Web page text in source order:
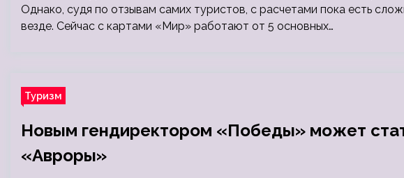
Однако, судя по отзывам самих туристов, с расчетами пока есть
везде. Сейчас с картами «Мир» работают от 5 основных…
Туризм
Новым гендиректором «Победы» может
«Авроры»